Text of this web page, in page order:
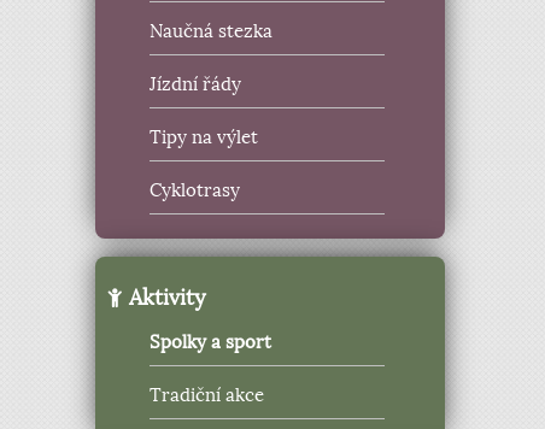
Naučná stezka
Jízdní řády
Tipy na výlet
Cyklotrasy
Aktivity
Spolky a sport
Tradiční akce